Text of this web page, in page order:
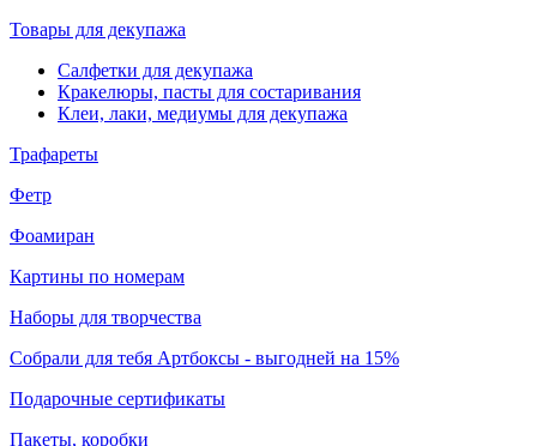
Товары для декупажа
Салфетки для декупажа
Кракелюры, пасты для состаривания
Клеи, лаки, медиумы для декупажа
Трафареты
Фетр
Фоамиран
Картины по номерам
Наборы для творчества
Собрали для тебя Артбоксы - выгодней на 15%
Подарочные сертификаты
Пакеты, коробки